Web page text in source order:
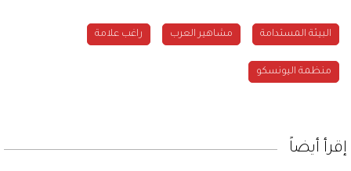
البيئة المستدامة مشاهير العرب راغب علامة
منظمة اليونسكو
إقرأ أيضاً